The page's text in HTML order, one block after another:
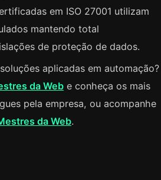
em ISO 27001 utilizam
mantendo total
de proteção de dados.
aplicadas em automação?
da Web e conheça os mais
pela empresa, ou acompanhe
da Web.